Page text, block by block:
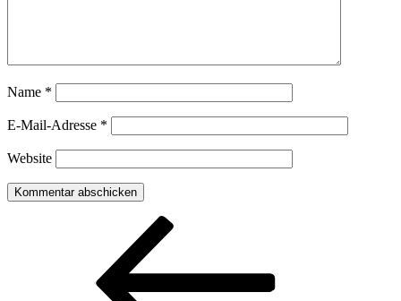
Name *
E-Mail-Adresse *
Website
Beitragsnavigation